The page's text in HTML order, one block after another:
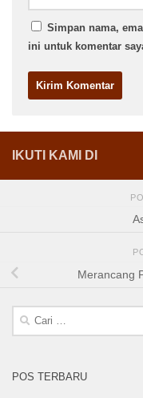
Simpan nama,
ini untuk komentar
IKUTI KAMI DI
Merancang
Cari
POS TERBARU